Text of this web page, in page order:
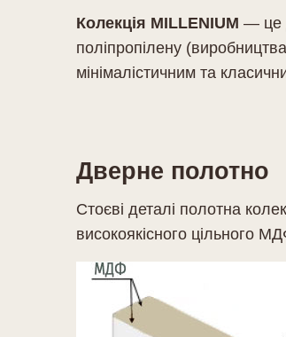
Колекція MILLENIUM — це
поліпропілену
мінімалістичним та
Дверне полотно
Стоєві деталі полотна
високоякісного цільного